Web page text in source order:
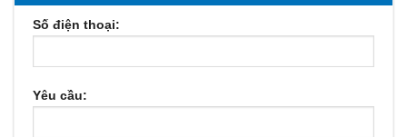
Số điện thoại:
Yêu cầu: